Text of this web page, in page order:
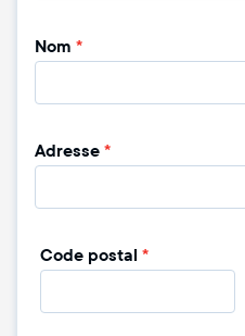
Nom *
Adresse*
Code postal *